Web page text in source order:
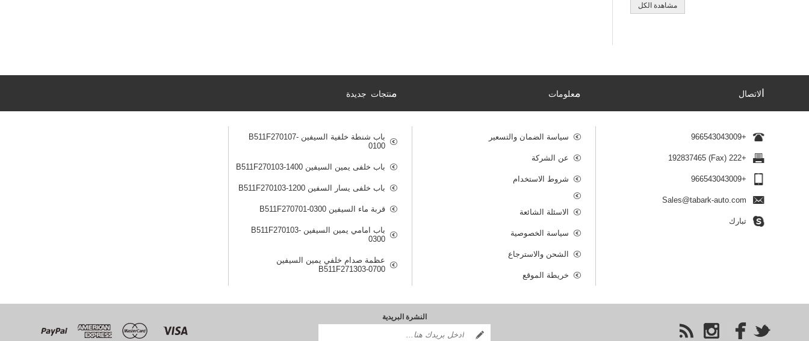
مشاهدة الكل
لاتصال
+966543043009
+222 (Fax) 192837465
+966543043009
Sales@tabark-auto.com
تبارك
معلومات
سياسة الضمان والتسعير
عن الشركة
شروط الاستخدام
الاسئلة الشائعة
سياسة الخصوصية
الشحن والاسترجاع
خريطة الموقع
منتجات جديدة
باب شنطة خلفية السيفين B511F270107-
0100
باب خلفى يمين السيفين B511F270103-1400
باب خلفى يسار السفين B511F270103-1200
قربة ماء السيفين B511F270701-0300
باب امامي يمين السيفين B511F270103-
0300
عظمة صدام خلفي يمين السيفين
B511F271303-0700
النشرة البريدية